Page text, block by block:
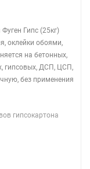
Гипс (25кг)
оклейки обоями,
на бетонных,
гипсовых, ДСП, ЦСП,
без применения
гипсокартона